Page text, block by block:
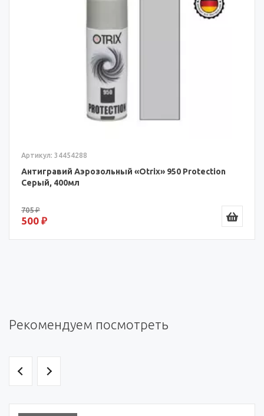
Артикул: 34454288
Антигравий Аэрозольный «Otrix» 950 Protection
Серый, 400мл
705 ₽
500 ₽
Рекомендуем посмотреть